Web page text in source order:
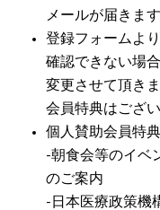
メールが届きます
登録フォームよ
確認できない場
変更させて頂き
会員特典はござ
個人賛助会員特
-朝食会等のイベ
のご案内
-日本医療政策機